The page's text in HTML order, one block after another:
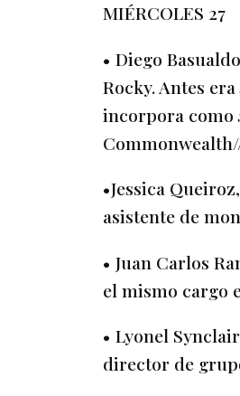
MIÉRCOLES 27
• Diego
Rocky. Antes era
incorpora como
•Jessica
asistente de
• Juan Carlos
el mismo cargo
• Lyonel
director de